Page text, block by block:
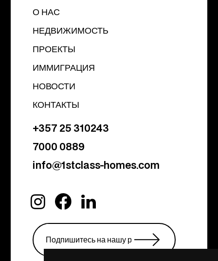
О НАС
НЕДВИЖИМОСТЬ
ПРОЕКТЫ
ИММИГРАЦИЯ
НОВОСТИ
КОНТАКТЫ
+357 25 310243
7000 0889
info@1stclass-homes.com